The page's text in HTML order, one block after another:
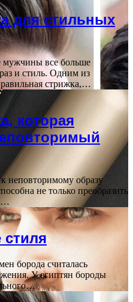
для стильных
все больше
и стиль. Одним из
стрижка,…
которая
неповторимому образу
не только преобразить
борода считалась
У египтян бороды